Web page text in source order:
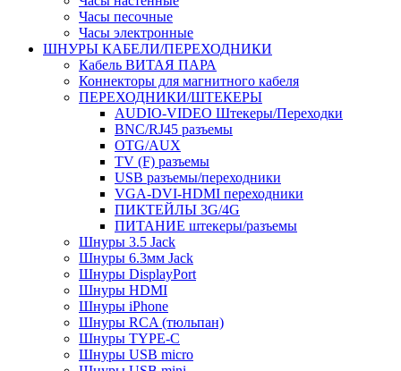
Часы песочные
Часы электронные
ШНУРЫ КАБЕЛИ/ПЕРЕХОДНИКИ
Кабель ВИТАЯ ПАРА
Коннекторы для магнитного кабеля
ПЕРЕХОДНИКИ/ШТЕКЕРЫ
AUDIO-VIDEO Штекеры/Переходки
BNC/RJ45 разъемы
OTG/AUX
TV (F) разъемы
USB разъемы/переходники
VGA-DVI-HDMI переходники
ПИКТЕЙЛЫ 3G/4G
ПИТАНИЕ штекеры/разъемы
Шнуры 3.5 Jack
Шнуры 6.3мм Jack
Шнуры DisplayPort
Шнуры HDMI
Шнуры iPhone
Шнуры RCA (тюльпан)
Шнуры TYPE-C
Шнуры USB micro